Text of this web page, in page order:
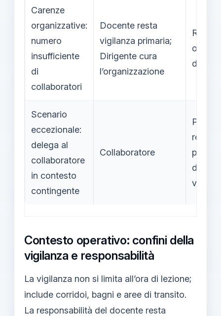
Carenze
organizzative:
numero
insufficiente
di
collaboratori
Docente resta
vigilanza primaria;
Dirigente cura
l’organizzazione
del
Scenario
eccezionale:
delega al
collaboratore
in contesto
contingente
Collaboratore
per
Contesto operativo: confini della
vigilanza e responsabilità
La vigilanza non si limita all’ora di lezione;
include corridoi, bagni e aree di transito.
La responsabilità del docente resta